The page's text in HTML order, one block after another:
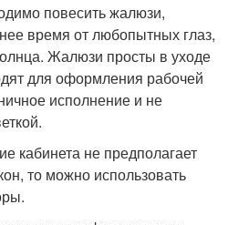
повесить жалюзи,
время от любопытных глаз,
Жалюзи просты в уходе
для оформления рабочей
исполнение и не
кабинета не предполагает
то можно использовать